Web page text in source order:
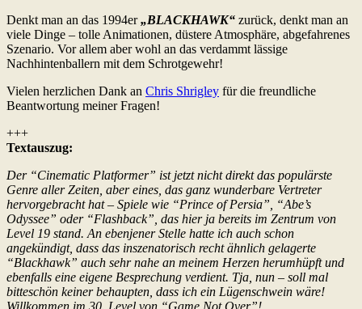
Denkt man an das 1994er„BLACKHAWK“ zurück, denkt man an
viele Dinge – tolle Animationen, düstere Atmosphäre, abgefahrenes
Szenario. Vor allem aber wohl an das verdammt lässige
Nachhintenballern mit dem Schrotgewehr!
Vielen herzlichen Dank an Chris Shrigley für die freundliche
Beantwortung meiner Fragen!
+++
Textauszug:
Der “Cinematic Platformer” ist jetzt nicht direkt das populärste
Genre aller Zeiten, aber eines, das ganz wunderbare Vertreter
hervorgebracht hat – Spiele wie “Prince of Persia”, “Abe’s
Odyssee” oder “Flashback”, das hier ja bereits im Zentrum von
Level 19 stand. An ebenjener Stelle hatte ich auch schon
angekündigt, dass das inszenatorisch recht ähnlich gelagerte
“Blackhawk” auch sehr nahe an meinem Herzen herumhüpft und
ebenfalls eine eigene Besprechung verdient. Tja, nun – soll mal
bitteschön keiner behaupten, dass ich ein Lügenschwein wäre!
Willkommen im 30. Level von “Game Not Over”!